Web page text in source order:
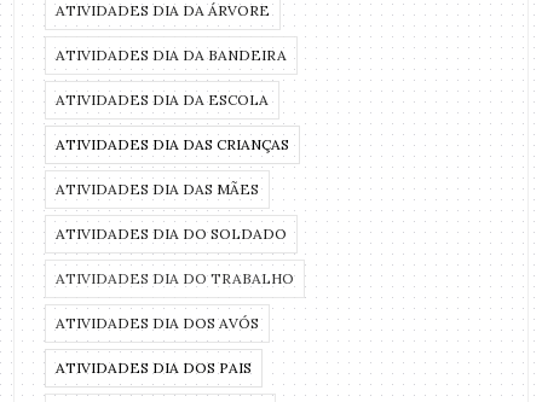
ATIVIDADES DIA DA ÁRVORE
ATIVIDADES DIA DA BANDEIRA
ATIVIDADES DIA DA ESCOLA
ATIVIDADES DIA DAS CRIANÇAS
ATIVIDADES DIA DAS MÃES
ATIVIDADES DIA DO SOLDADO
ATIVIDADES DIA DO TRABALHO
ATIVIDADES DIA DOS AVÓS
ATIVIDADES DIA DOS PAIS